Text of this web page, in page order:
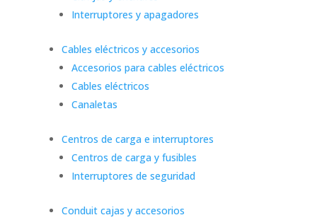
Interruptores y apagadores
Cables eléctricos y accesorios
Accesorios para cables eléctricos
Cables eléctricos
Canaletas
Centros de carga e interruptores
Centros de carga y fusibles
Interruptores de seguridad
Conduit cajas y accesorios